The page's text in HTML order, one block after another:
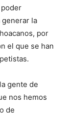
la
por
el que se han
gente de
nos hemos
de